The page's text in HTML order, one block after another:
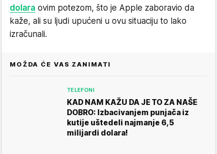
dolara ovim potezom, što je Apple zaboravio da
kaže, ali su ljudi upućeni u ovu situaciju to lako
izračunali.
MOŽDA ĆE VAS ZANIMATI
TELEFONI
KAD NAM KAŽU DA JE TO ZA NAŠE
DOBRO: Izbacivanjem punjača iz
kutije uštedeli najmanje 6,5
milijardi dolara!